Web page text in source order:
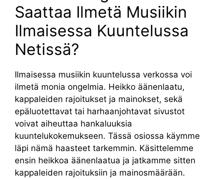
Saattaa Ilmetä Musiikin
Ilmaisessa Kuuntelussa
Netissä?
Ilmaisessa musiikin kuuntelussa verkossa voi
ilmetä monia ongelmia. Heikko äänenlaatu,
kappaleiden rajoitukset ja mainokset, sekä
epäluotettavat tai harhaanjohtavat sivustot
voivat aiheuttaa hankaluuksia
kuuntelukokemukseen. Tässä osiossa käymme
läpi nämä haasteet tarkemmin. Käsittelemme
ensin heikkoa äänenlaatua ja jatkamme sitten
kappaleiden rajoituksiin ja mainosmäärään.